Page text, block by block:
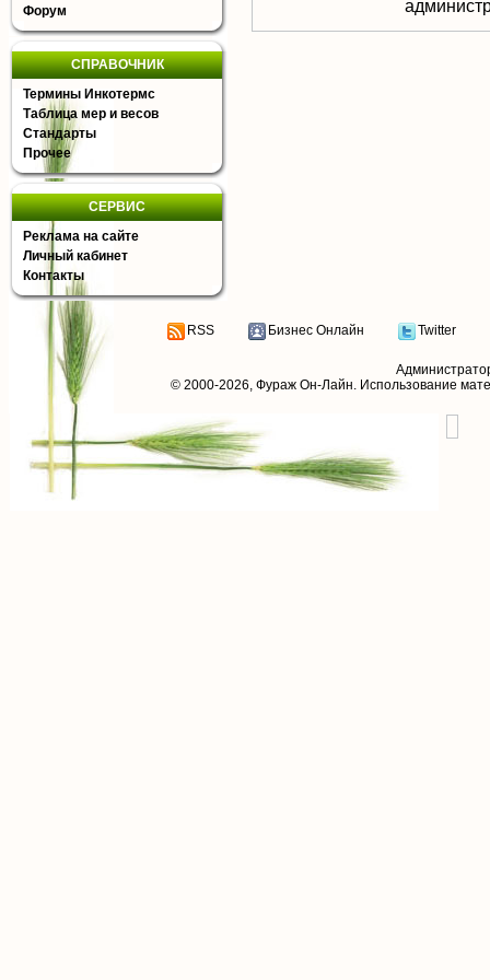
Форум
СПРАВОЧНИК
Термины Инкотермс
Таблица мер и весов
Стандарты
Прочее
СЕРВИС
Реклама на сайте
Личный кабинет
Контакты
RSS Бизнес Онлайн Twitter
© 2000-2026, Фураж Он-Лайн. Использование